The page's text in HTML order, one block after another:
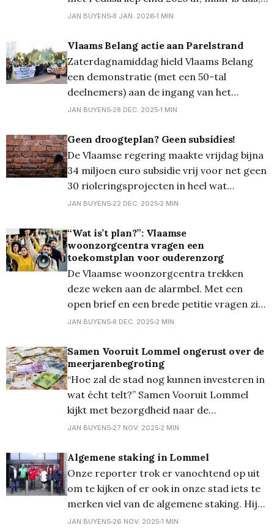
zoals verwacht, opnieuw verlengd. Dat dit
boven de verwachting! De inkomsten voor
uitbater Peter Gillis zijn wel lager dan
voordien. Want in
JAN BUYENS 8 JAN. 2026 1 MIN
Vlaams Belang actie aan Parelstrand
Zaterdagnamiddag hield Vlaams Belang
een demonstratie (met een 50-tal
deelnemers) aan de ingang van het
Parelstrand, waar momenteel nog steeds
uitten hun ongenoegen en vroegen om de
sluiting van het asielcentrum. Het huidige
contract van fedasil met de eigenaars van
het park loopt op
JAN BUYENS 28 DEC. 2025 1 MIN
Geen droogteplan? Geen subsidies!
De Vlaamse regering maakte vrijdag bijna
34 miljoen euro subsidie vrij voor net geen
30 rioleringsprojecten in heel wat
Limburgse gemeenten. Lommel ontvangt
Vlaamse investeringen en daar is een hele
goede reden voor, zegt gemeenteraadslid
Rina Ven (Samen Vooruit) Lommel is
immers
JAN BUYENS 22 DEC. 2025 2 MIN
“Wat is’t plan?”: Vlaamse
woonzorgcentra vragen een
toekomstplan voor ouderenzorg
De Vlaamse woonzorgcentra trekken
deze weken aan de alarmbel. Met een
open brief en een brede petitie vragen zij
aan minister Caroline Gennez en de
is’t plan voor de ouderenzorg?”. Ook
ZorgGroep Lommel ondersteunt de
oproep Het initiatief gaat uit van de
koepelorganisaties
JAN BUYENS 8 DEC. 2025 2 MIN
Samen Vooruit Lommel ongerust over de
meerjarenbegroting
“Hoe zal de stad nog kunnen investeren in
wat écht telt?” Samen Vooruit Lommel
kijkt met bezorgdheid naar de
meerjarenbegroting die in december op
stad baart grote zorgen en zet de
toekomst van noodzakelijke investeringen
onder druk. De partij vraagt zich af hoe
JAN BUYENS 27 NOV. 2025 2 MIN
Algemene staking in Lommel
Onze reporter trok er vanochtend op uit
om te kijken of er ook in onze stad iets te
merken viel van de algemene staking. Hij
stelde vast dat de ochtend spits op de ring
JAN BUYENS 26 NOV. 2025 1 MIN